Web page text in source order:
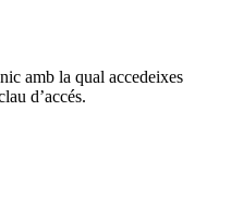
amb la qual accedeixes
d’accés.